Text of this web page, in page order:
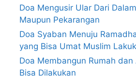
Doa Mengusir Ular Dari
Maupun Pekarangan
Doa Syaban Menuju
yang Bisa Umat Muslim
Doa Membangun Rumah dan
Bisa Dilakukan